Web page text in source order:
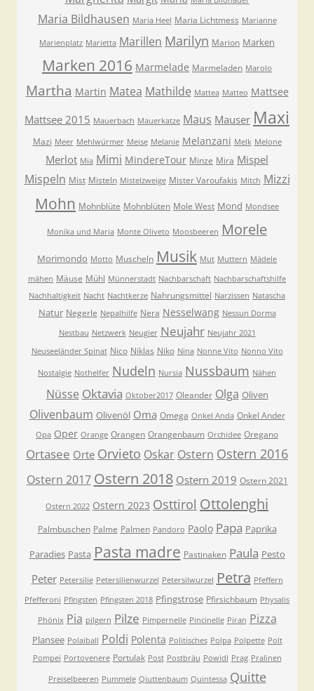
Maria Bildhausen Maria Heel Maria Lichtmess Marianne
Marienplatz Marietta Marillen Marilyn Marion Marken
Marken 2016 Marmelade Marmeladen Marolo
Martha Martin Matea Mathilde Mattea Matteo Mattsee
Mattsee 2015 Mauerbach Mauerkatze Maus Mauser Maxi
Mazi Meer Mehlwürmer Meise Melanie Melanzani Melk Melone
Merlot Mia Mimi MindereTour Minze Mira Mispel
Mispeln Mist Misteln Mistelzweige Mister Varoufakis Mitch Mizzi
Mohn Mohnblüte Mohnblüten Mole West Mond Mondsee
Monika und Maria Monte Oliveto Moosbeeren Morele
Morimondo Motto Muscheln Musik Mut Muttern Mädele
mähen Mäuse Mühl Münnerstadt Nachbarschaft Nachbarschaftshilfe
Nachhaltigkeit Nacht Nachtkerze Nahrungsmittel Narzissen Natascha
Natur Negerle Nepalhilfe Nera Nesselwang Nessun Dorma
Nestbau Netzwerk Neugier Neujahr Neujahr 2021
Neuseeländer Spinat Nico Niklas Niko Nina Nonne Vito Nonno Vito
Nostalgie Nothelfer Nudeln Nursia Nussbaum Nähen
Nüsse Oktavia Oktober2017 Oleander Olga Oliven
Olivenbaum Olivenöl Oma Omega Onkel Anda Onkel Ander
Opa Oper Orange Orangen Orangenbaum Orchidee Oregano
Ortasee Orte Orvieto Oskar Ostern Ostern 2016
Ostern 2017 Ostern 2018 Ostern 2019 Ostern 2021
Ostern 2022 Ostern 2023 Osttirol Ottolenghi
Palmbuschen Palme Palmen Pandoro Paolo Papa Paprika
Paradies Pasta Pasta madre Pastinaken Paula Pesto
Peter Petersilie Petersilienwurzel Petersilwurzel Petra Pfeffern
Pfefferoni Pfingsten Pfingsten 2018 Pfingstrose Pfirsichbaum Physalis
Phönix Pia pilgern Pilze Pimpernelle Pincinelle Piran Pizza
Plansee Polaiball Poldi Polenta Politisches Polpa Polpette Polt
Pompei Portovenere Portulak Post Postbräu Powidl Prag Pralinen
Preiselbeeren Pummele Qiuttenbaum Quintessa Quitte